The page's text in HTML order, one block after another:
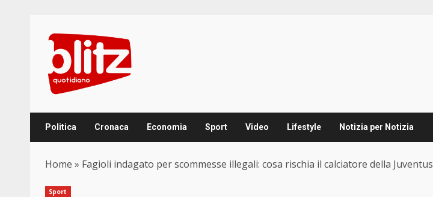
content
Politica Cronaca Economia Sport Video Lifestyle Notizia per Notizia
Home » Fagioli indagato per scommesse illegali: cosa rischia il calciatore della Juventus
Sport